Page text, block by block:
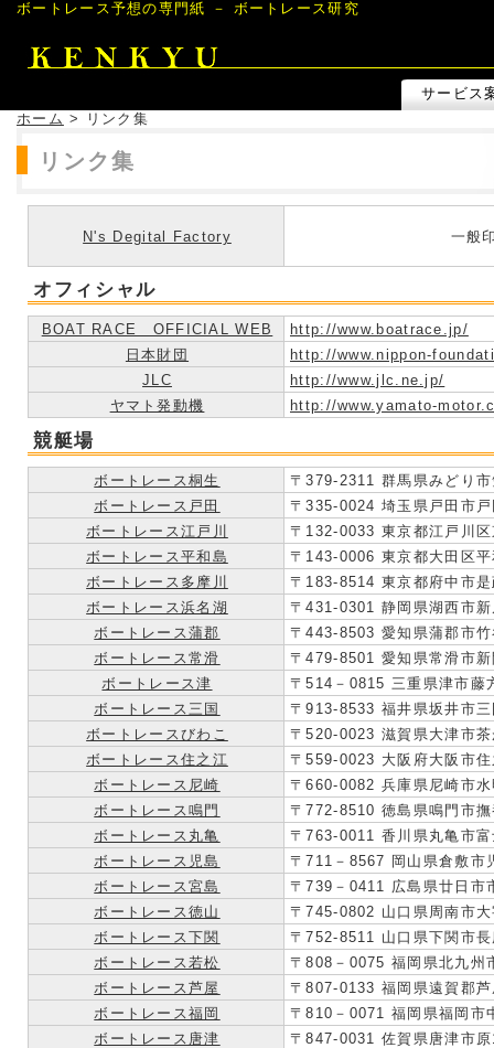
ボートレース予想の専門紙 － ボートレース研究
サービス
ホーム > リンク集
リンク集
N's Degital Factory 一般
オフィシャル
BOAT RACE OFFICIAL WEB
http://www.boatrace.jp/
日本財団
http://www.nippon-
JLC
http://www.jlc.ne.jp/
ヤマト発動機
http://www.yamato-
競艇場
ボートレース桐生
〒379-2311 群馬県みどり
ボートレース戸田
〒335-0024 埼玉県戸田市
ボートレース江戸川
〒132-0033 東京都江戸川
ボートレース平和島
〒143-0006 東京都大田区
ボートレース多摩川
〒183-8514 東京都府中市
ボートレース浜名湖
〒431-0301 静岡県湖西市
ボートレース蒲郡
〒443-8503 愛知県蒲郡市
ボートレース常滑
〒479-8501 愛知県常滑市
ボートレース津
〒514－0815 三重県津市藤
ボートレース三国
〒913-8533 福井県坂井市
ボートレースびわこ
〒520-0023 滋賀県大津市
ボートレース住之江
〒559-0023 大阪府大阪市
ボートレース尼崎
〒660-0082 兵庫県尼崎市
ボートレース鳴門
〒772-8510 徳島県鳴門市
ボートレース丸亀
〒763-0011 香川県丸亀市
ボートレース児島
〒711－8567 岡山県倉敷市
ボートレース宮島
〒739－0411 広島県廿日市
ボートレース徳山
〒745-0802 山口県周南市
ボートレース下関
〒752-8511 山口県下関市
ボートレース若松
〒808－0075 福岡県北九州
ボートレース芦屋
〒807-0133 福岡県遠賀郡
ボートレース福岡
〒810－0071 福岡県福岡市
ボートレース唐津
〒847-0031 佐賀県唐津市